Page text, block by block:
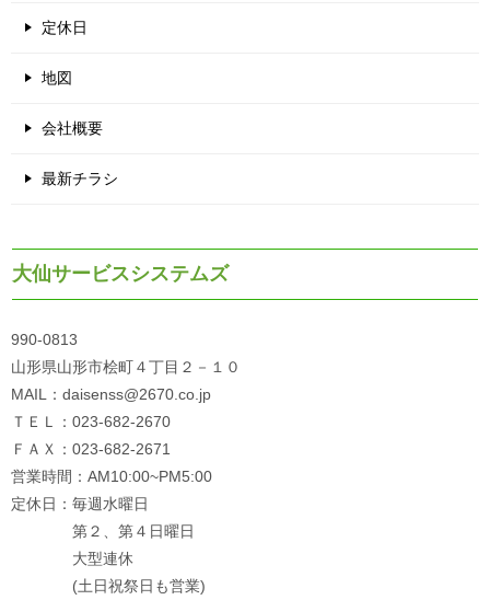
定休日
地図
会社概要
最新チラシ
大仙サービスシステムズ
990-0813
山形県山形市桧町４丁目２－１０
MAIL：daisenss@2670.co.jp
ＴＥＬ：023-682-2670
ＦＡＸ：023-682-2671
営業時間：AM10:00~PM5:00
定休日：毎週水曜日
第２、第４日曜日
大型連休
(土日祝祭日も営業)